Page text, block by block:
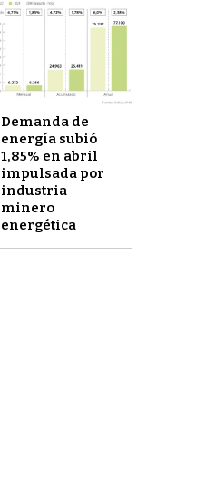
Demanda de
energía subió
1,85% en abril
impulsada por
industria
minero
energética